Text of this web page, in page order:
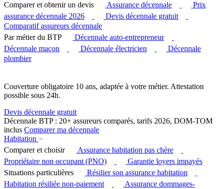
Comparer et obtenir un devis
Assurance décennale
Prix
assurance décennale 2026
Devis décennale gratuit
Comparatif assureurs décennale
Par métier du BTP
Décennale auto-entrepreneur
Décennale maçon
Décennale électricien
Décennale
plombier
Couverture obligatoire 10 ans, adaptée à votre métier. Attestation
possible sous 24h.
Devis décennale gratuit
Décennale BTP : 20+ assureurs comparés, tarifs 2026, DOM-TOM
inclus Comparer ma décennale
Habitation
Comparer et choisir
Assurance habitation pas chère
Propriétaire non occupant (PNO)
Garantie loyers impayés
Situations particulières
Résilier son assurance habitation
Habitation résiliée non-paiement
Assurance dommages-